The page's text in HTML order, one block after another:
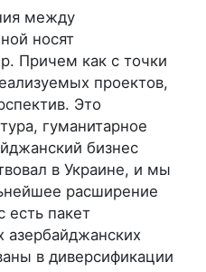
между
носят
Причем как с точки
проектов,
Это
гуманитарное
бизнес
в Украине, и мы
расширение
есть пакет
в диверсификации